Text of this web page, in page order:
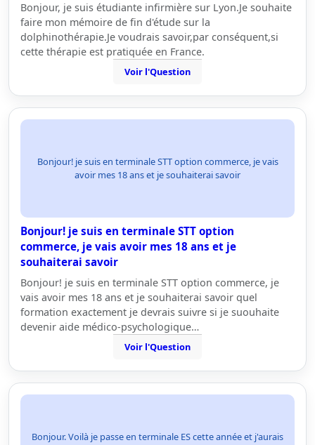
Bonjour, je suis étudiante infirmière sur Lyon.Je souhaite
faire mon mémoire de fin d'étude sur la
dolphinothérapie.Je voudrais savoir,par conséquent,si
cette thérapie est pratiquée en France.
Voir l'Question
Bonjour! je suis en terminale STT option commerce, je vais
avoir mes 18 ans et je souhaiterai savoir
Bonjour! je suis en terminale STT option
commerce, je vais avoir mes 18 ans et je
souhaiterai savoir
Bonjour! je suis en terminale STT option commerce, je
vais avoir mes 18 ans et je souhaiterai savoir quel
formation exactement je devrais suivre si je suouhaite
devenir aide médico-psychologique…
Voir l'Question
Bonjour. Voilà je passe en terminale ES cette année et j'aurais